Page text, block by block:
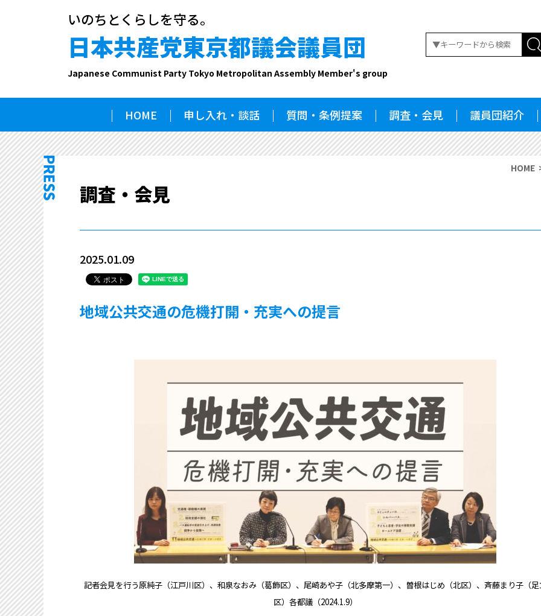
いのちとくらしを守る。
日本共産党東京都議会議員団
Japanese Communist Party Tokyo Metropolitan Assembly Member's group
HOME 申し入れ・談話 質問・条例提案 調査・会見 議員団紹介
HOME
調査・会見
2025.01.09
地域公共交通の危機打開・充実への提言
記者会見を行う原純子（江戸川区）、和泉なおみ（葛飾区）、尾崎あや子（北多摩第一）、曽根はじめ（北区）、斉藤まり子（足
区）各都議（2024.1.9）